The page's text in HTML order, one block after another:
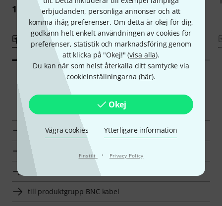
erbjudanden, personliga annonser och att
komma ihåg preferenser. Om detta är okej för dig,
godkänn helt enkelt användningen av cookies för
preferenser, statistik och marknadsföring genom
att klicka på "Okej!" (visa alla).
Du kan när som helst återkalla ditt samtycke via
cookieinställningarna (här).
Okej
Vägra cookies Ytterligare information
Finstilt · Privacy Policy
1 599 kr
Jämför Jämför
Smart Navigator
RF Venue BNC kabel en överblick
BNC kabel till priser från 1250 kr - 1750 kr annonser
till produktgrupp Antennkabel
till produktgrupp BNC kabel